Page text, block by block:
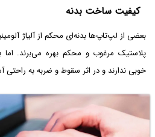
کیفیت ساخت بدنه
بعضی از لپ‌تاپ‌ها بدنه‌ای محکم از آلیاژ
پلاستیک مرغوب و محکم بهره می‌برند. اما
خوبی ندارند و در اثر سقوط و ضربه به راحتی